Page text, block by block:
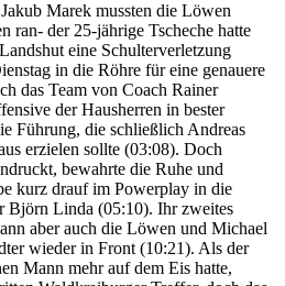
Marek mussten die Löwen
ran- der 25-jährige Tscheche hatte
eine Schulterverletzung
in die Röhre für eine genauere
das Team von Coach Rainer
der Hausherren in bester
Führung, die schließlich Andreas
erzielen sollte (03:08). Doch
bewahrte die Ruhe und
kurz drauf im Powerplay in die
Björn Linda (05:10). Ihr zweites
aber auch die Löwen und Michael
wieder in Front (10:21). Als der
Mann mehr auf dem Eis hatte,